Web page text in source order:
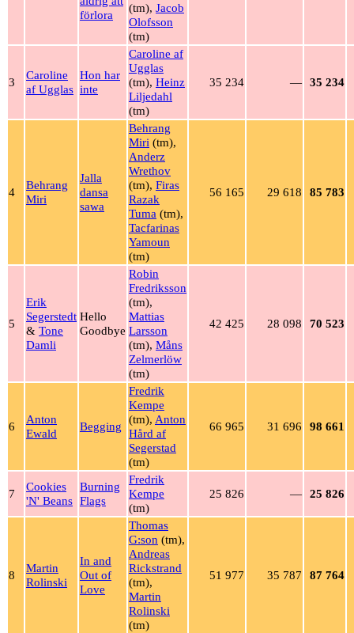
förlora
(tm), Jacob
Olofsson
(tm)
3
Caroline
af Ugglas
Hon har
inte
Caroline af
Ugglas
(tm), Heinz
Liljedahl
(tm)
35 234 — 35 234
4
Behrang
Miri
Jalla
dansa
sawa
Behrang
Miri (tm),
Anderz
Wrethov
(tm), Firas
Razak
Tuma (tm),
Tacfarinas
Yamoun
(tm)
56 165 29 618 85 783
5
Erik
Segerstedt
& Tone
Damli
Hello
Goodbye
Robin
Fredriksson
(tm),
Mattias
Larsson
(tm), Måns
Zelmerlöw
(tm)
42 425 28 098 70 523
6
Anton
Ewald
Begging
Fredrik
Kempe
(tm), Anton
Hård af
Segerstad
(tm)
66 965 31 696 98 661
7
Cookies
'N' Beans
Burning
Flags
Fredrik
Kempe
(tm)
25 826 — 25 826
8
Martin
Rolinski
In and
Out of
Love
Thomas
G:son (tm),
Andreas
Rickstrand
(tm),
Martin
Rolinski
(tm)
51 977 35 787 87 764